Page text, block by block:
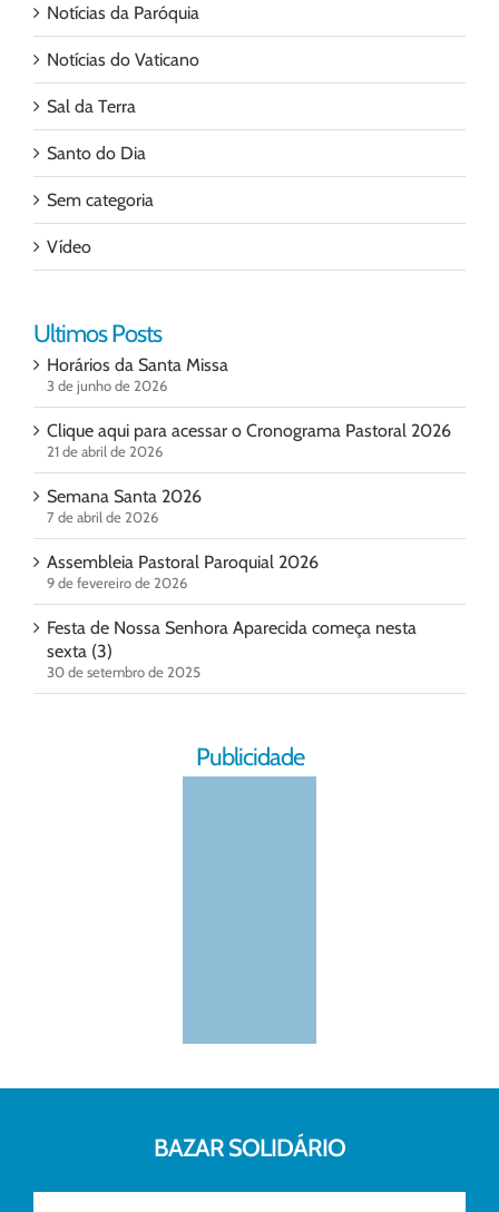
Notícias da Paróquia
Notícias do Vaticano
Sal da Terra
Santo do Dia
Sem categoria
Vídeo
Ultimos Posts
Horários da Santa Missa
3 de junho de 2026
Clique aqui para acessar o Cronograma Pastoral 2026
21 de abril de 2026
Semana Santa 2026
7 de abril de 2026
Assembleia Pastoral Paroquial 2026
9 de fevereiro de 2026
Festa de Nossa Senhora Aparecida começa nesta
sexta (3)
30 de setembro de 2025
Publicidade
BAZAR SOLIDÁRIO